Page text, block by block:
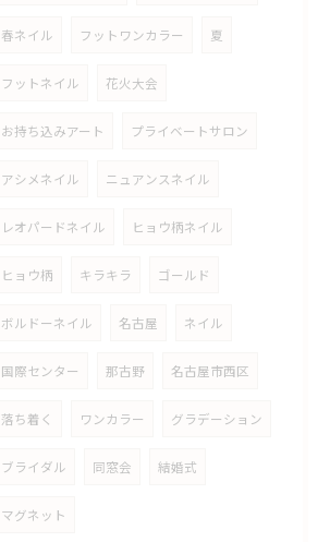
春ネイル フットワンカラー 夏
フットネイル 花火大会
お持ち込みアート プライベートサロン
アシメネイル ニュアンスネイル
レオパードネイル ヒョウ柄ネイル
ヒョウ柄 キラキラ ゴールド
ボルドーネイル 名古屋 ネイル
国際センター 那古野 名古屋市西区
落ち着く ワンカラー グラデーション
ブライダル 同窓会 結婚式
マグネット